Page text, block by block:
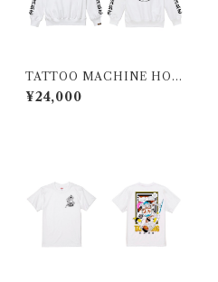
TATTOO MACHINE HOO
DIE WHITE
¥24,000